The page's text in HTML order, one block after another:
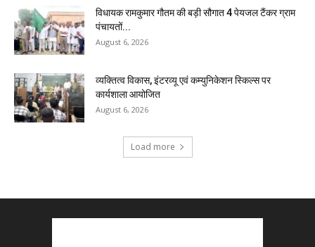
विधायक रामकुमार गौतम की बड़ी सौगात 4 पेयजल टैंकर ग्राम
पंचायतों...
August 6, 2026
व्यक्तित्व विकास, इंटरव्यू एवं कम्युनिकेशन स्किल्स पर
कार्यशाला आयोजित
August 6, 2026
Load more